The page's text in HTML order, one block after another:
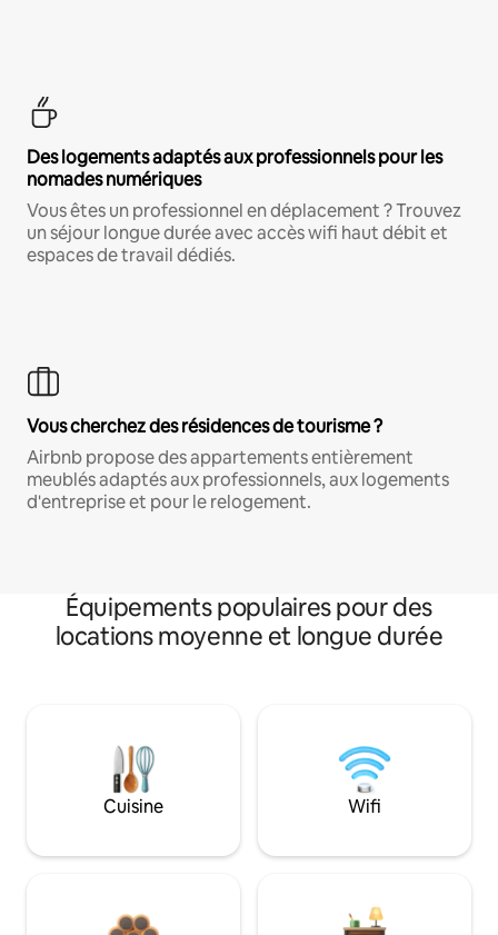
Des logements adaptés aux professionnels pour les
nomades numériques
Vous êtes un professionnel en déplacement ? Trouvez
un séjour longue durée avec accès wifi haut débit et
espaces de travail dédiés.
Vous cherchez des résidences de tourisme ?
Airbnb propose des appartements entièrement
meublés adaptés aux professionnels, aux logements
d'entreprise et pour le relogement.
Équipements populaires pour des
locations moyenne et longue durée
Cuisine Wifi